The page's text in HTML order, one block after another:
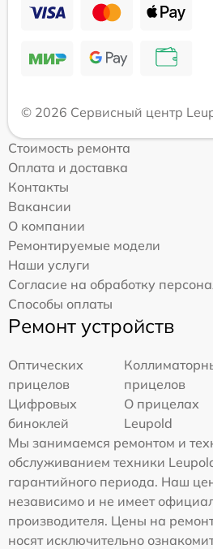
© 2026 Сервисный центр
Стоимость ремонта
Оплата и доставка
Контакты
Вакансии
О компании
Ремонтируемые модели
Наши услуги
Согласие на обработку
Способы оплаты
Ремонт устройств
Оптических
прицелов
прицелов
Цифровых
биноклей
О прицелах
Leupold
Мы занимаемся ремонтом и
обслуживанием техники
гарантийного периода. Наш
независимо и не имеет
производителя. Цены на
носят исключительно